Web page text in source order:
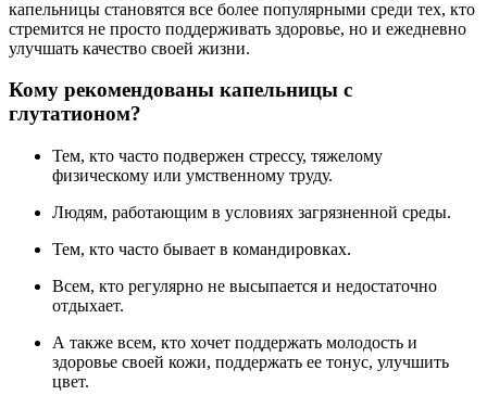
капельницы становятся все более популярными среди тех, кто
стремится не просто поддерживать здоровье, но и ежедневно
улучшать качество своей жизни.
Кому рекомендованы капельницы с
глутатионом?
Тем, кто часто подвержен стрессу, тяжелому
физическому или умственному труду.
Людям, работающим в условиях загрязненной среды.
Тем, кто часто бывает в командировках.
Всем, кто регулярно не высыпается и недостаточно
отдыхает.
А также всем, кто хочет поддержать молодость и
здоровье своей кожи, поддержать ее тонус, улучшить
цвет.